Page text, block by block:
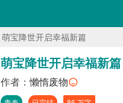
萌宝降世开启幸福新篇
萌宝降世开启幸福新篇
作者：懒惰废物